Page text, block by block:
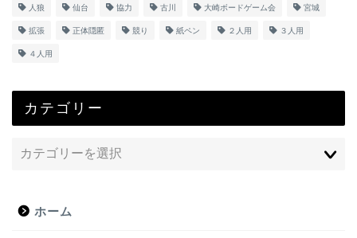
人狼 仙台 協力 古川 大崎ボードゲーム会 宮城
拡張 正体隠匿 競り 紙ペン ２人用 ３人用
４人用
カテゴリー
ホーム